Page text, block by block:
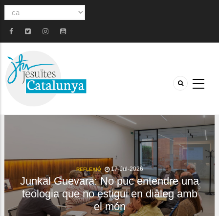
Select
language
REFLEXIÓ 17-Jul-2026
Junkal Guevara: No puc entendre una
teologia que no estigui en diàleg amb
el món